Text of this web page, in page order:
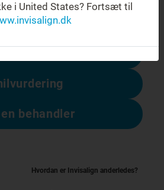
behandler
Hvordan er Invisalign anderledes?
i United States? Fortsæt til